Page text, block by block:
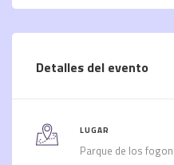
Detalles del evento
LUGAR
Parque de los